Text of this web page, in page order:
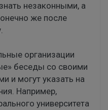
незаконными, а
же после
организации
беседы со своими
и могут указать на
Например,
университета